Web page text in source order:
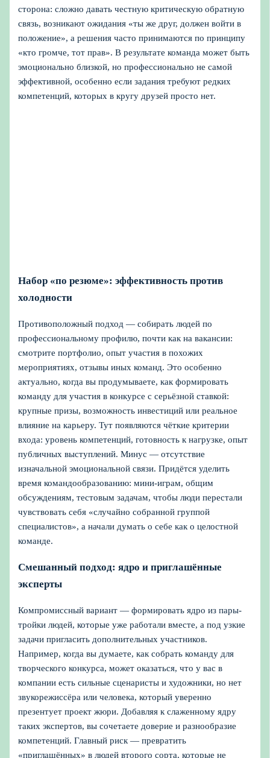
сторона: сложно давать честную критическую обратную
связь, возникают ожидания «ты же друг, должен войти в
положение», а решения часто принимаются по принципу
«кто громче, тот прав». В результате команда может быть
эмоционально близкой, но профессионально не самой
эффективной, особенно если задания требуют редких
компетенций, которых в кругу друзей просто нет.
Набор «по резюме»: эффективность против
холодности
Противоположный подход — собирать людей по
профессиональному профилю, почти как на вакансии:
смотрите портфолио, опыт участия в похожих
мероприятиях, отзывы иных команд. Это особенно
актуально, когда вы продумываете, как формировать
команду для участия в конкурсе с серьёзной ставкой:
крупные призы, возможность инвестиций или реальное
влияние на карьеру. Тут появляются чёткие критерии
входа: уровень компетенций, готовность к нагрузке, опыт
публичных выступлений. Минус — отсутствие
изначальной эмоциональной связи. Придётся уделить
время командообразованию: мини-играм, общим
обсуждениям, тестовым задачам, чтобы люди перестали
чувствовать себя «случайно собранной группой
специалистов», а начали думать о себе как о целостной
команде.
Смешанный подход: ядро и приглашённые
эксперты
Компромиссный вариант — формировать ядро из пары-
тройки людей, которые уже работали вместе, а под узкие
задачи пригласить дополнительных участников.
Например, когда вы думаете, как собрать команду для
творческого конкурса, может оказаться, что у вас в
компании есть сильные сценаристы и художники, но нет
звукорежиссёра или человека, который уверенно
презентует проект жюри. Добавляя к слаженному ядру
таких экспертов, вы сочетаете доверие и разнообразие
компетенций. Главный риск — превратить
«приглашённых» в людей второго сорта, которые не